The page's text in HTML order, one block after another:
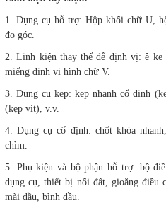
1. Dụng cụ hỗ trợ: Hộp khối chữ U,
đo góc.
2. Linh kiện thay thế để định vị: ê
miếng định vị hình chữ V.
3. Dụng cụ kẹp: kẹp nhanh cố định
(kẹp vít), v.v.
4. Dụng cụ cố định: chốt khóa
chìm.
5. Phụ kiện và bộ phận hỗ trợ: bộ
dụng cụ, thiết bị nối đất, gioăng điều
mài dầu, bình dầu.